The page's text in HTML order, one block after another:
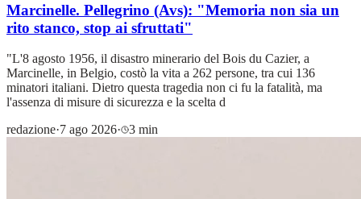
Marcinelle. Pellegrino (Avs): "Memoria non sia un
rito stanco, stop ai sfruttati"
"L'8 agosto 1956, il disastro minerario del Bois du Cazier, a
Marcinelle, in Belgio, costò la vita a 262 persone, tra cui 136
minatori italiani. Dietro questa tragedia non ci fu la fatalità, ma
l'assenza di misure di sicurezza e la scelta d
redazione·7 ago 2026· 3 min